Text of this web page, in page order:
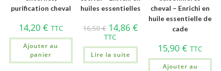
purification cheval
14,20 € TTC
Ajouter au
panier
huiles essentielles
16,50€ 14,86 €
TTC
Lire la suite
cheval – Enrichi en
huile essentielle de
cade
15,90€ TTC
Ajouter au